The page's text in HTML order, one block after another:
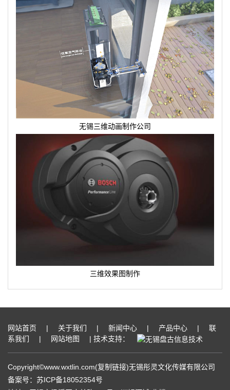
无锡三维动画制作公司
三维效果图制作
网站首页 | 关于我们 | 新闻中心 | 产品中心 |
联
系我们
| 网站地图 | 技术支持：
Copyright©www.wxtlin.com(复制链接)无锡彤灵文化传媒有限公司
备案号： 苏ICP备18052354号